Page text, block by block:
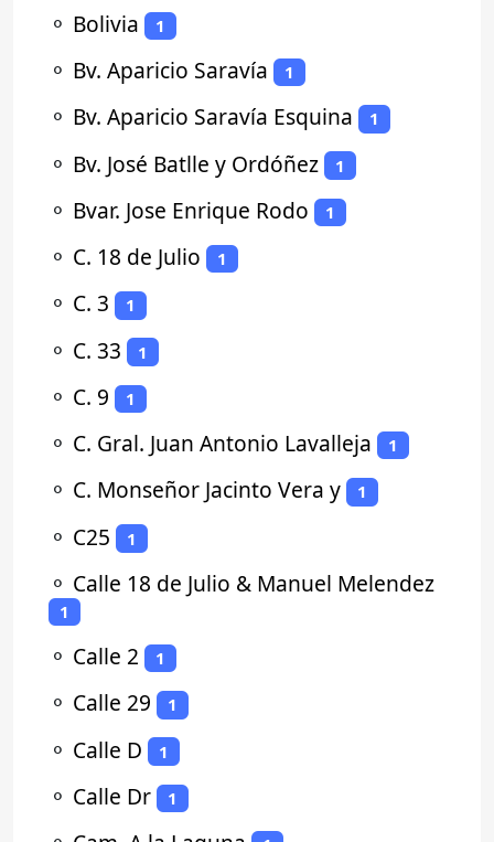
⚬ Bolivia 1
⚬ Bv. Aparicio Saravía 1
⚬ Bv. Aparicio Saravía Esquina 1
⚬ Bv. José Batlle y Ordóñez 1
⚬ Bvar. Jose Enrique Rodo 1
⚬ C. 18 de Julio 1
⚬ C. 3 1
⚬ C. 33 1
⚬ C. 9 1
⚬ C. Gral. Juan Antonio Lavalleja 1
⚬ C. Monseñor Jacinto Vera y 1
⚬ C25 1
⚬ Calle 18 de Julio & Manuel Melendez
1
⚬ Calle 2 1
⚬ Calle 29 1
⚬ Calle D 1
⚬ Calle Dr 1